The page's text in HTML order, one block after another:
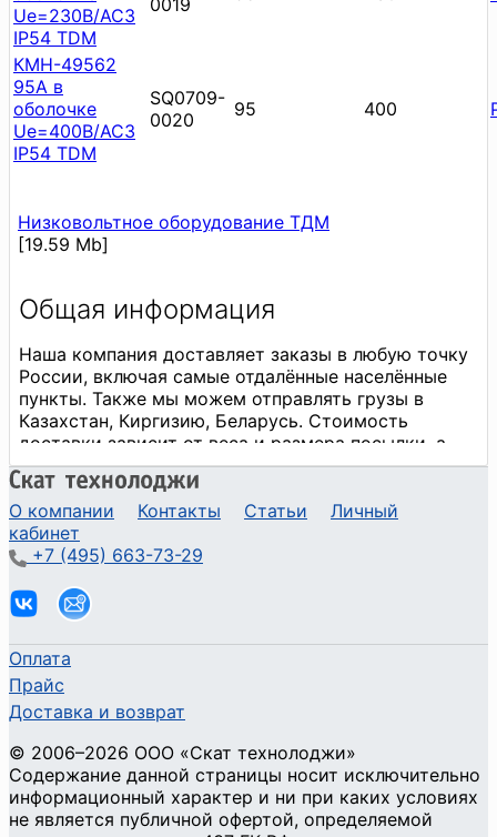
Ue=230В/АС3
IP54 TDM
0019
КМН-49562
95А в
оболочке
Ue=400В/АС3
IP54 TDM
SQ0709-
0020
95 400
Низковольтное оборудование ТДМ
[19.59 Mb]
О компании Контакты Статьи
Личный
кабинет
+7 (495) 663-73-29
Оплата
Прайс
Доставка и возврат
© 2006–2026 ООО «Скат технолоджи»
Содержание данной страницы носит исключительно
информационный характер и ни при каких условиях
не является публичной офертой, определяемой